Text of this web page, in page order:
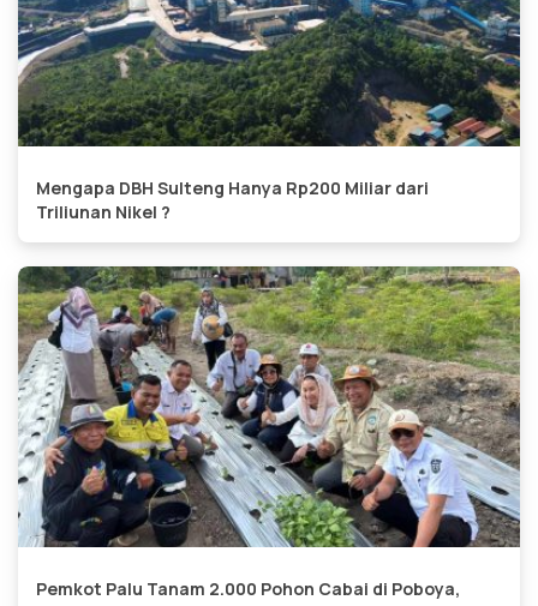
Mengapa DBH Sulteng Hanya Rp200 Miliar dari
Triliunan Nikel ?
Pemkot Palu Tanam 2.000 Pohon Cabai di Poboya,